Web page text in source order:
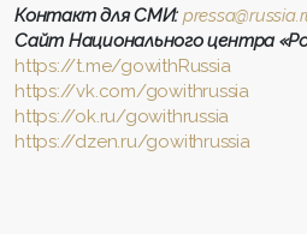
Контакт для СМИ:
Сайт Национального центра
https://t.me/gowithRussia
https://vk.com/gowithrussia
https://ok.ru/gowithrussia
https://dzen.ru/gowithrussia